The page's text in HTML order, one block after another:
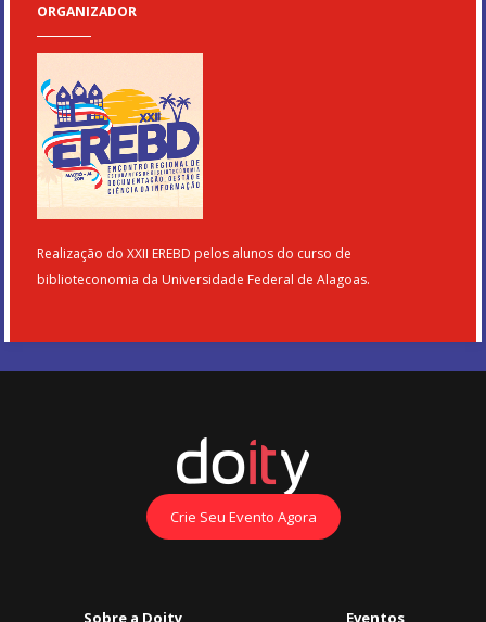
ORGANIZADOR
Realização do XXII EREBD pelos alunos do curso de
biblioteconomia da Universidade Federal de Alagoas.
Crie Seu Evento Agora
Sobre a Doity Eventos